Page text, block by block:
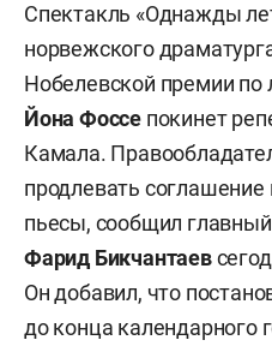
Спектакль «Однажды
норвежского
Нобелевской премии по
Йона Фоссе покинет
Камала.
продлевать соглашение
пьесы, сообщил
Фарид Бикчантаев
Он добавил, что
до конца календарного